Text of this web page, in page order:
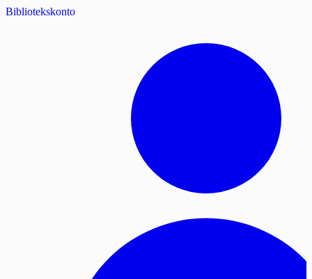
Bibliotekskonto